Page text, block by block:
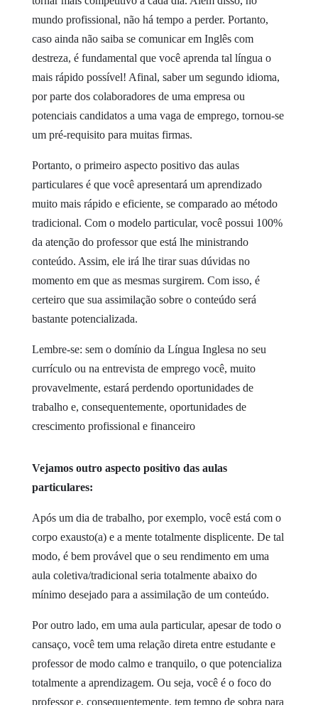
mundo profissional, não há tempo a perder. Portanto,
caso ainda não saiba se comunicar em Inglês com
destreza, é fundamental que você aprenda tal língua o
mais rápido possível! Afinal, saber um segundo idioma,
por parte dos colaboradores de uma empresa ou
potenciais candidatos a uma vaga de emprego, tornou-se
um pré-requisito para muitas firmas.
Portanto, o primeiro aspecto positivo das aulas
particulares é que você apresentará um aprendizado
muito mais rápido e eficiente, se comparado ao método
tradicional. Com o modelo particular, você possui 100%
da atenção do professor que está lhe ministrando
conteúdo. Assim, ele irá lhe tirar suas dúvidas no
momento em que as mesmas surgirem. Com isso, é
certeiro que sua assimilação sobre o conteúdo será
bastante potencializada.
Lembre-se: sem o domínio da Língua Inglesa no seu
currículo ou na entrevista de emprego você, muito
provavelmente, estará perdendo oportunidades de
trabalho e, consequentemente, oportunidades de
crescimento profissional e financeiro
Vejamos outro aspecto positivo das aulas
particulares:
Após um dia de trabalho, por exemplo, você está com o
corpo exausto(a) e a mente totalmente displicente. De tal
modo, é bem provável que o seu rendimento em uma
aula coletiva/tradicional seria totalmente abaixo do
mínimo desejado para a assimilação de um conteúdo.
Por outro lado, em uma aula particular, apesar de todo o
cansaço, você tem uma relação direta entre estudante e
professor de modo calmo e tranquilo, o que potencializa
totalmente a aprendizagem. Ou seja, você é o foco do
professor e, consequentemente, tem tempo de sobra para